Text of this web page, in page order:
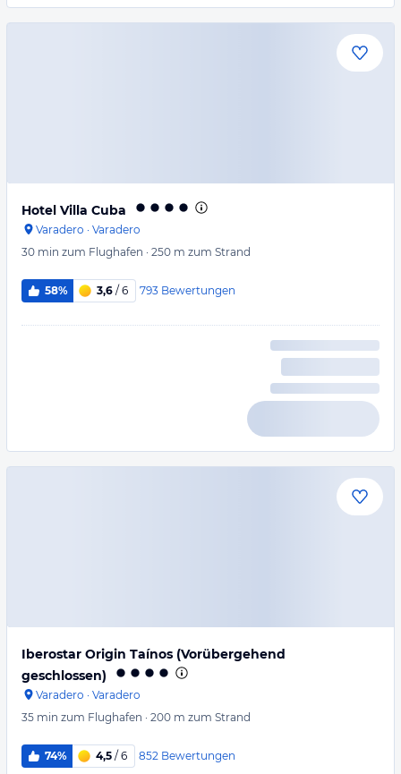
Hotel Villa Cuba
Varadero · Varadero
30 min zum Flughafen · 250 m zum Strand
58% 3,6 / 6 793 Bewertungen
Iberostar Origin Taínos (Vorübergehend
geschlossen)
Varadero · Varadero
35 min zum Flughafen · 200 m zum Strand
74% 4,5 / 6 852 Bewertungen